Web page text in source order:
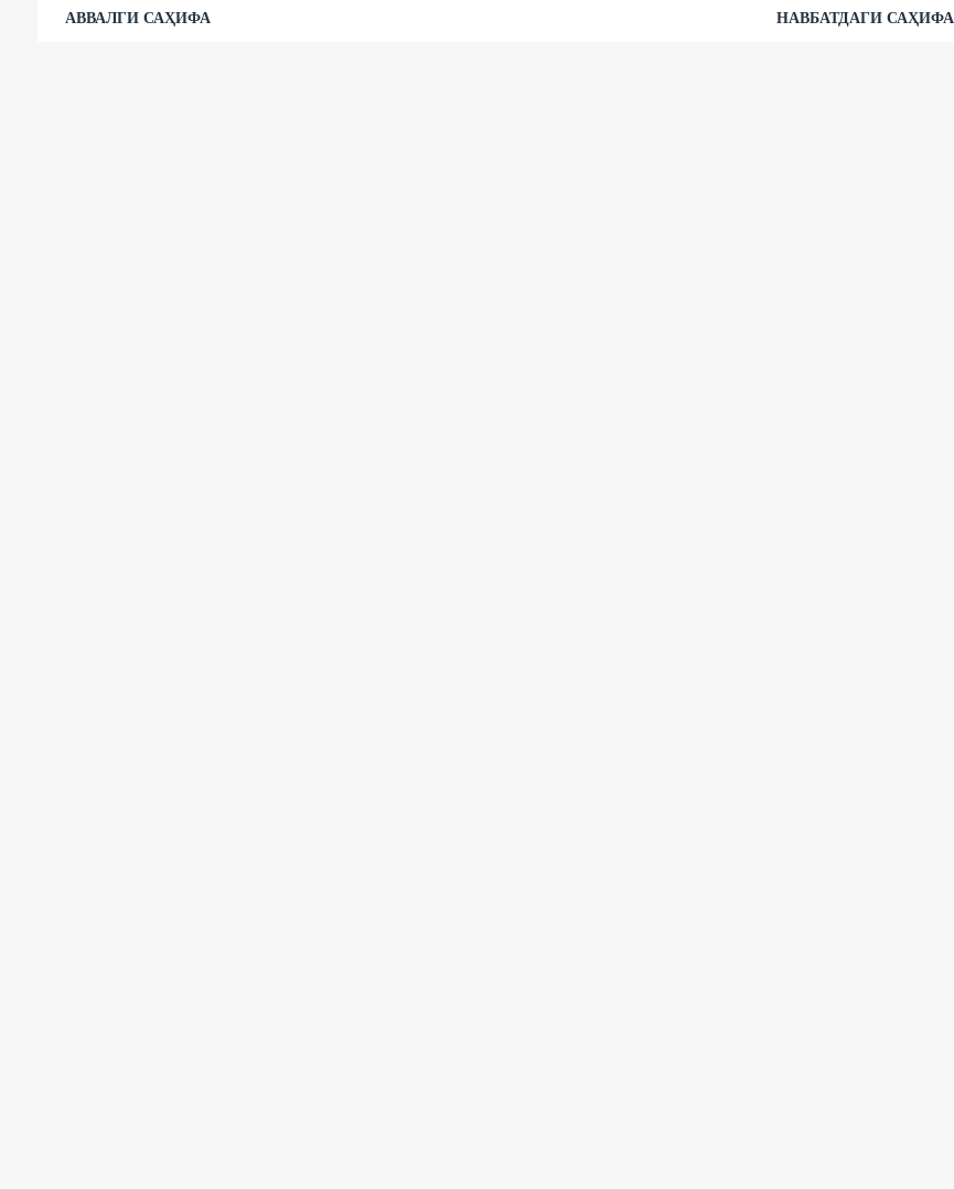
АВВАЛГИ САҲИФА НАВБАТДАГИ САҲИФА